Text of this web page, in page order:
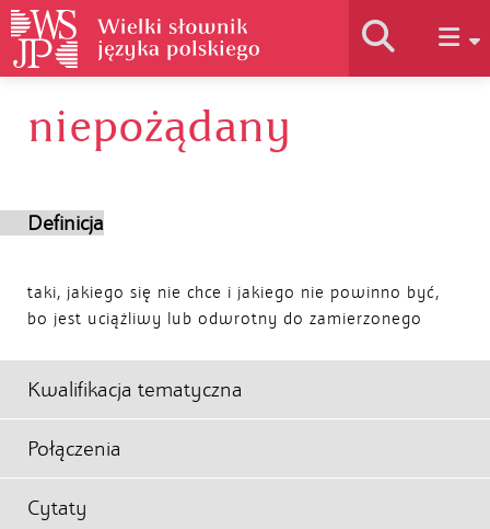
Historia słownika
niepożądany
Definicja
taki, jakiego się nie chce i jakiego nie powinno być,
bo jest uciążliwy lub odwrotny do zamierzonego
Kwalifikacja tematyczna
Połączenia
Cytaty